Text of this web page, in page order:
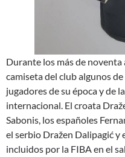
Durante los más de
camiseta del club algunos
jugadores de su época y de
internacional. El croata
Sabonis, los españoles
el serbio Dražen Dalipagić
incluidos por la FIBA en el